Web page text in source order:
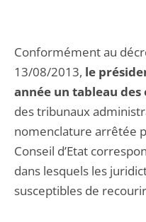
Conformément au
13/08/2013, le
année un tableau des
des tribunaux
nomenclature arrêtée
Conseil d’Etat
dans lesquels les
susceptibles de